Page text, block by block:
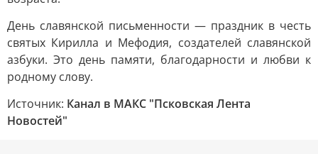
День славянской письменности — праздник в честь
святых Кирилла и Мефодия, создателей славянской
азбуки. Это день памяти, благодарности и любви к
родному слову.
Источник: Канал в МАКС "Псковская Лента
Новостей"